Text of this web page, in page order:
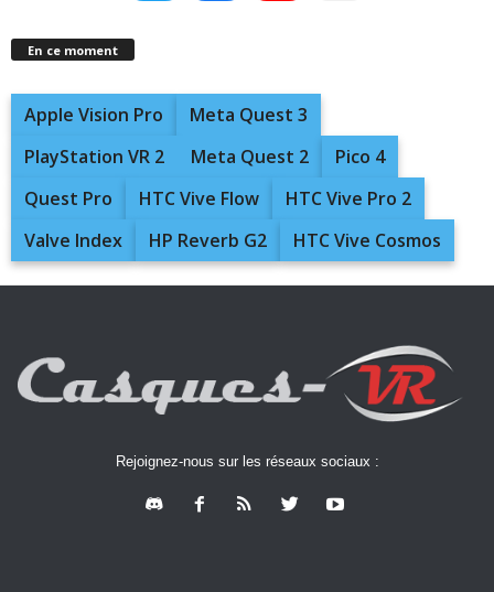
En ce moment
Apple Vision Pro
Meta Quest 3
PlayStation VR 2
Meta Quest 2
Pico 4
Quest Pro
HTC Vive Flow
HTC Vive Pro 2
Valve Index
HP Reverb G2 HTC Vive Cosmos
Rejoignez-nous sur les réseaux sociaux :